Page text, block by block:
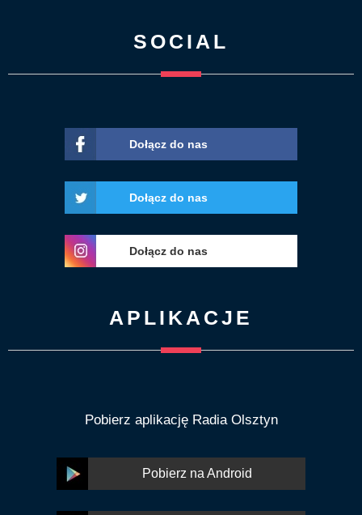
SOCIAL
Dołącz do nas
Dołącz do nas
Dołącz do nas
APLIKACJE
Pobierz aplikację Radia Olsztyn
Pobierz na Android